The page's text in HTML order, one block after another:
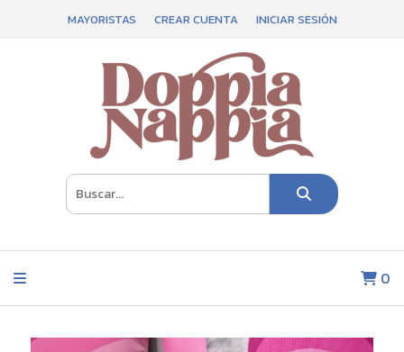
MAYORISTAS CREAR CUENTA INICIAR SESIÓN
0